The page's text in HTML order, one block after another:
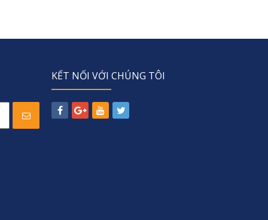
KẾT NỐI VỚI CHÚNG TÔI